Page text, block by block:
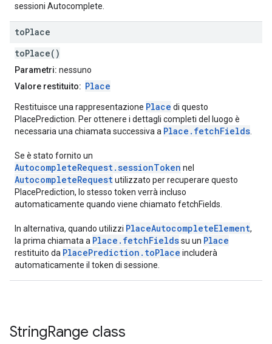
sessioni Autocomplete.
toPlace
toPlace()
Parametri: nessuno
Valore restituito: Place
Restituisce una rappresentazione Place di questo
PlacePrediction. Per ottenere i dettagli completi del luogo è
necessaria una chiamata successiva a Place.fetchFields.
Se è stato fornito un
AutocompleteRequest.sessionToken nel
AutocompleteRequestutilizzato per recuperare questo
PlacePrediction, lo stesso token verrà incluso
automaticamente quando viene chiamato fetchFields.
In alternativa, quando utilizzi PlaceAutocompleteElement,
la prima chiamata a Place.fetchFieldssu un Place
restituito da PlacePrediction.toPlace includerà
automaticamente il token di sessione.
StringRange class